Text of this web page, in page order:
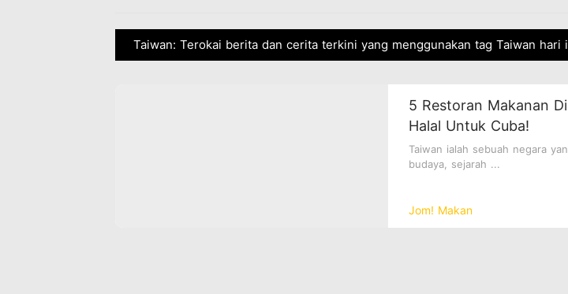
Taiwan: Terokai berita dan cerita terkini yang menggunakan tag Taiwan hari
Jom! Makan
5 Restoran Makanan
Halal Untuk Cuba!
Taiwan ialah sebuah negara
budaya, sejarah ...